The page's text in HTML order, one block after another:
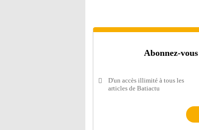
Abonnez-
D'un accès illimité à tous les
articles de Batiactu